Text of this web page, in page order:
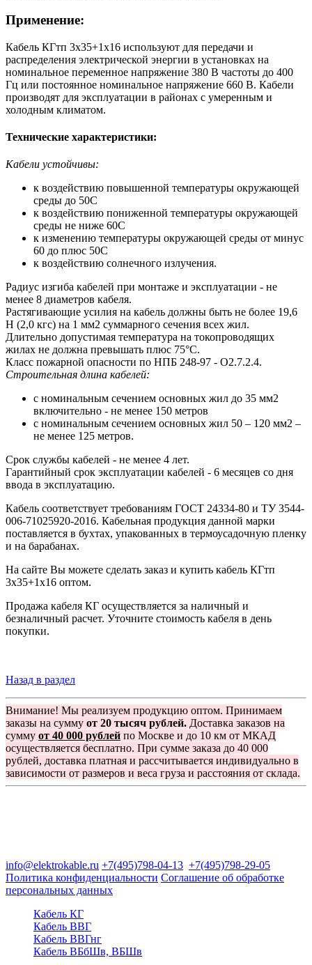
Применение:
Кабель КГтп 3х35+1х16 используют для передачи и
распределения электрической энергии в установках на
номинальное переменное напряжение 380 В частоты до 400
Гц или постоянное номинальное напряжение 660 В. Кабели
производят для эксплуатации в районах с умеренным и
холодным климатом.
Технические характеристики:
Кабели устойчивы:
к воздействию повышенной температуры окружающей
среды до 50С
к воздействию пониженной температуры окружающей
среды не ниже 60С
к изменению температуры окружающей среды от минус
60 до плюс 50С
к воздействию солнечного излучения.
Радиус изгиба кабелей при монтаже и эксплуатации - не
менее 8 диаметров кабеля.
Растягивающие усилия на кабель должны быть не более 19,6
Н (2,0 кгс) на 1 мм2 суммарного сечения всех жил.
Длительно допустимая температура на токопроводящих
жилах не должна превышать плюс 75°С.
Класс пожарной опасности по НПБ 248-97 - О2.7.2.4.
Строительная длина кабелей:
с номинальным сечением основных жил до 35 мм2
включительно - не менее 150 метров
с номинальным сечением основных жил 50 – 120 мм2 –
не менее 125 метров.
Срок службы кабелей - не менее 4 лет.
Гарантийный срок эксплуатации кабелей - 6 месяцев со дня
ввода в эксплуатацию.
Кабель соответствует требованиям ГОСТ 24334-80 и ТУ 3544-
006-71025920-2016. Кабельная продукция данной марки
поставляется в бухтах, упакованных в термоусадочную пленку
и на барабанах.
На сайте Вы можете сделать заказ и купить кабель КГтп
3х35+1х16 оптом.
Продажа кабеля КГ осуществляется за наличный и
безналичный расчет. Уточните стоимость кабеля в день
покупки.
Назад в раздел
Внимание! Мы реализуем продукцию оптом. Принимаем
заказы на сумму от 20 тысяч рублей. Доставка заказов на
сумму от 40 000 рублей по Москве и до 10 км от МКАД
осуществляется бесплатно. При сумме заказа до 40 000
рублей, доставка платная и рассчитывается индивидуально в
зависимости от размеров и веса груза и расстояния от склада.
info@elektrokable.ru +7(495)798-04-13 +7(495)798-29-05
Политика конфиденциальности Соглашение об обработке
персональных данных
Кабель КГ
Кабель ВВГ
Кабель ВВГнг
Кабель ВБбШв, ВБШв